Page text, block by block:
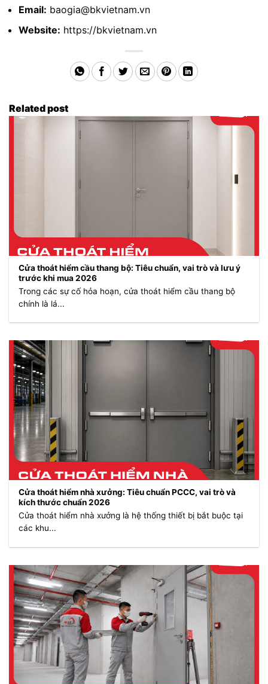
Email: baogia@bkvietnam.vn
Website: https://bkvietnam.vn
Related post
Cửa thoát hiểm cầu thang bộ: Tiêu chuẩn, vai trò và lưu ý
trước khi mua 2026
Trong các sự cố hỏa hoạn, cửa thoát hiểm cầu thang bộ
chính là lá...
Cửa thoát hiểm nhà xưởng: Tiêu chuẩn PCCC, vai trò và
kích thước chuẩn 2026
Cửa thoát hiểm nhà xưởng là hệ thống thiết bị bắt buộc tại
các khu...